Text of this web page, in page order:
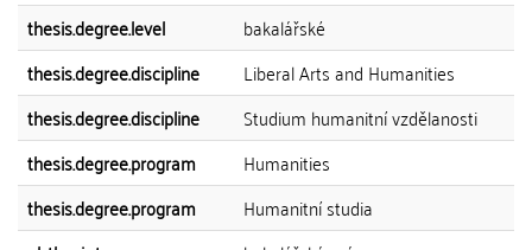
thesis.degree.level
bakalářské
thesis.degree.discipline
Liberal Arts and Humanities
thesis.degree.discipline
Studium humanitní vzdělanosti
thesis.degree.program
Humanities
thesis.degree.program
Humanitní studia